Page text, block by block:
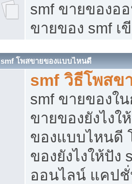
smf ขายของอ
ขายของ smf เ
smf โพสขายของแบบไหนดี
smf วิธีโพสข
smf ขายของใ
ขายของยังไง
ของแบบไหนดี
ของยังไงให้ปั
ออนไลน์ แคป